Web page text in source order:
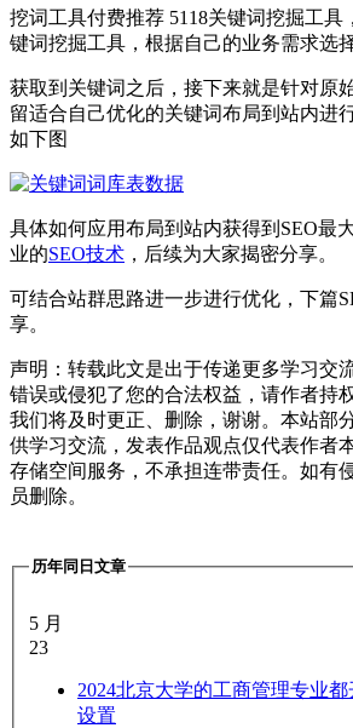
挖词工具付费推荐 5118关键词挖掘工具
键词挖掘工具，根据自己的业务需求选
获取到关键词之后，接下来就是针对原
留适合自己优化的关键词布局到站内进
如下图
具体如何应用布局到站内获得到SEO最
业的SEO技术 ，后续为大家揭密分享。
可结合站群思路进一步进行优化，下篇
享。
声明：转载此文是出于传递更多学习交
错误或侵犯了您的合法权益，请作者持
我们将及时更正、删除，谢谢。本站部
供学习交流，发表作品观点仅代表作者
存储空间服务，不承担连带责任。如有
员删除。
历年同日文章
5 月
23
2024北京大学的工商管理专业
设置